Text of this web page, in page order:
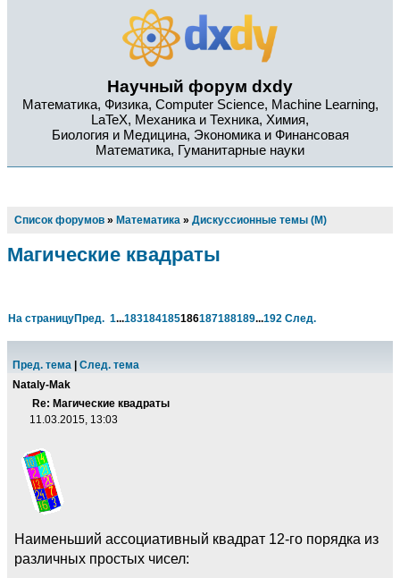
Научный форум dxdy
Математика, Физика, Computer Science, Machine Learning,
LaTeX, Механика и Техника, Химия,
Биология и Медицина, Экономика и Финансовая
Математика, Гуманитарные науки
Список форумов » Математика » Дискуссионные темы (М)
Магические квадраты
На страницуПред. 1...183184185186187188189...192 След.
Пред. тема
След. тема
Nataly-Mak
Re: Магические квадраты
11.03.2015, 13:03
Наименьший ассоциативный квадрат 12-го порядка из
различных простых чисел: